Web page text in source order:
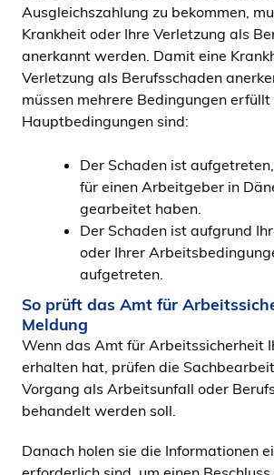
Ausgleichszahlung zu bekommen,
Krankheit oder Ihre Verletzung als
anerkannt werden. Damit eine
Verletzung als Berufsschaden
müssen mehrere Bedingungen
Hauptbedingungen sind:
Der Schaden ist
für einen Arbeitgeber in
gearbeitet haben.
Der Schaden ist aufgrund
oder Ihrer
aufgetreten.
So prüft das Amt für
Meldung
Wenn das Amt für Arbeitssicherheit
erhalten hat, prüfen die
Vorgang als Arbeitsunfall oder
behandelt werden soll.
Danach holen sie die Informationen